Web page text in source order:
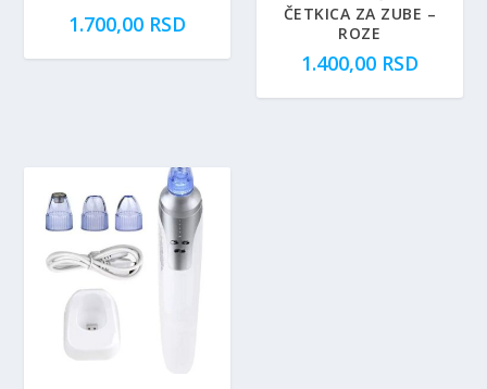
1.700,00 RSD
ČETKICA ZA ZUBE –
ROZE
1.400,00 RSD